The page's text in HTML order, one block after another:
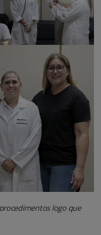
logo que